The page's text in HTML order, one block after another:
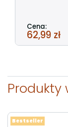
Cena:
62,99 zł
Produkty
Bestseller